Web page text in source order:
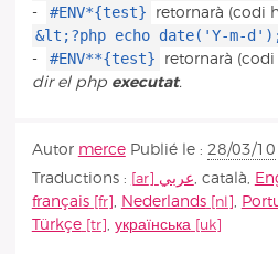
- #ENV*{test} retornarà (codi
&lt;?php echo date('Y-m-
- #ENV**{test} retornarà (codi
dir el php executat.
Autor merce Publié le : 28/03/10
Traductions :
عربي català
français
Nederlands
Türkçe
українська